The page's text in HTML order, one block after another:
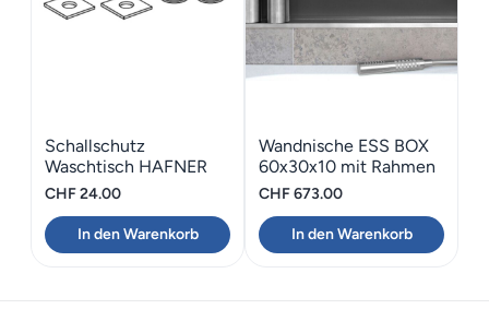
Schallschutz
Waschtisch HAFNER
Gummiband 80
CHF24.00
In den Warenkorb
Wandnische ESS BOX
60x30x10 mit Rahmen
CHF673.00
In den Warenkorb